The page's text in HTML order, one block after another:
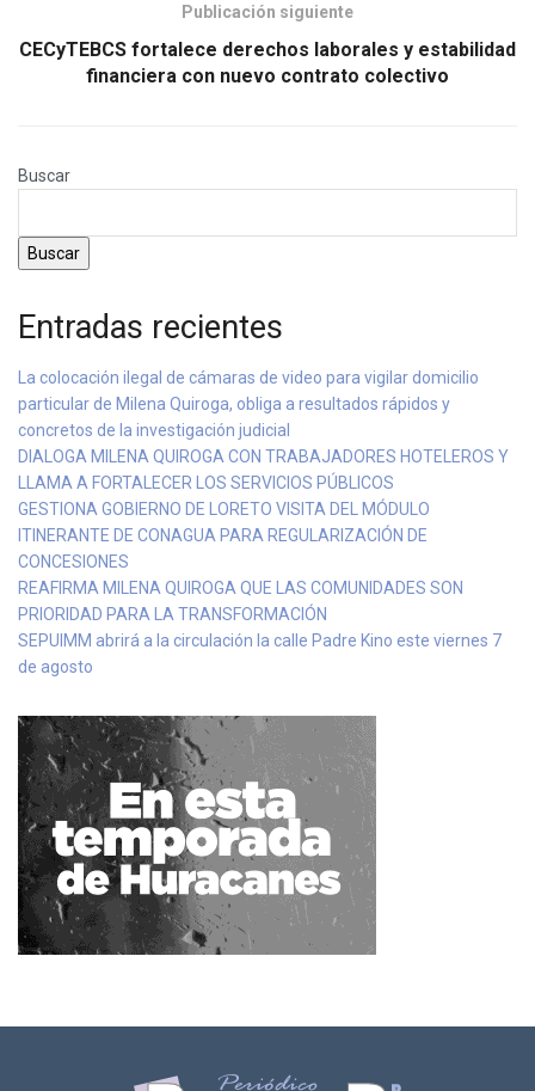
Publicación siguiente
CECyTEBCS fortalece derechos laborales y estabilidad
financiera con nuevo contrato colectivo
Buscar
Buscar
Entradas recientes
La colocación ilegal de cámaras de video para vigilar domicilio
particular de Milena Quiroga, obliga a resultados rápidos y
concretos de la investigación judicial
DIALOGA MILENA QUIROGA CON TRABAJADORES HOTELEROS Y
LLAMA A FORTALECER LOS SERVICIOS PÚBLICOS
GESTIONA GOBIERNO DE LORETO VISITA DEL MÓDULO
ITINERANTE DE CONAGUA PARA REGULARIZACIÓN DE
CONCESIONES
REAFIRMA MILENA QUIROGA QUE LAS COMUNIDADES SON
PRIORIDAD PARA LA TRANSFORMACIÓN
SEPUIMM abrirá a la circulación la calle Padre Kino este viernes 7
de agosto